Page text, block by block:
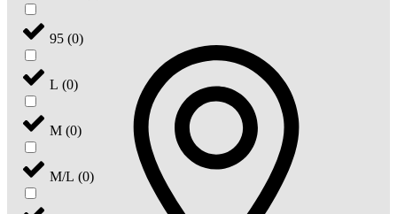
95 (0)
L (0)
M (0)
M/L (0)